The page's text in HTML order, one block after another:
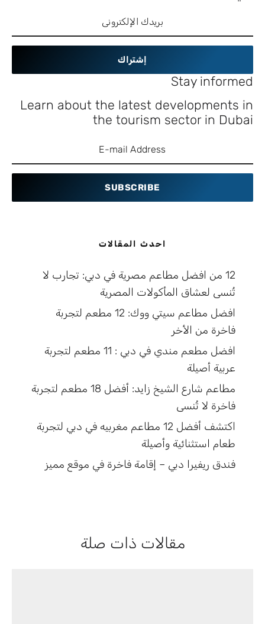
إشتراك
Stay informed
Learn about the latest developments in
the tourism sector in Dubai
SUBSCRIBE
احدث المقالات
12 من افضل مطاعم مصرية في دبي: تجارب لا
تُنسى لعشاق المأكولات المصرية
افضل مطاعم سيتي ووك: 12 مطعم لتجربة
فاخرة من الأخر
افضل مطعم مندي في دبي : 11 مطعم لتجربة
عربية أصيلة
مطاعم شارع الشيخ زايد: أفضل 18 مطعم لتجربة
فاخرة لا تُنسى
اكتشف أفضل 12 مطاعم مغربيه في دبي لتجربة
طعام استثنائية وأصيلة
فندق ريفيرا دبي – إقامة فاخرة في موقع مميز
مقالات ذات صلة